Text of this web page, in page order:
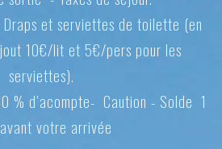
et serviettes de toilette (en
10€/lit et 5€/pers pour les
serviettes).
% d’acompte- Caution - Solde 1
votre arrivée